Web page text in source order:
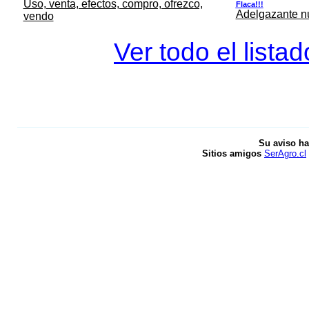
Uso, venta, efectos, compro, ofrezco,
vendo
Flaca!!!
Adelgazante
Ver todo el
Su aviso
Sitios amigos SerAgro.cl